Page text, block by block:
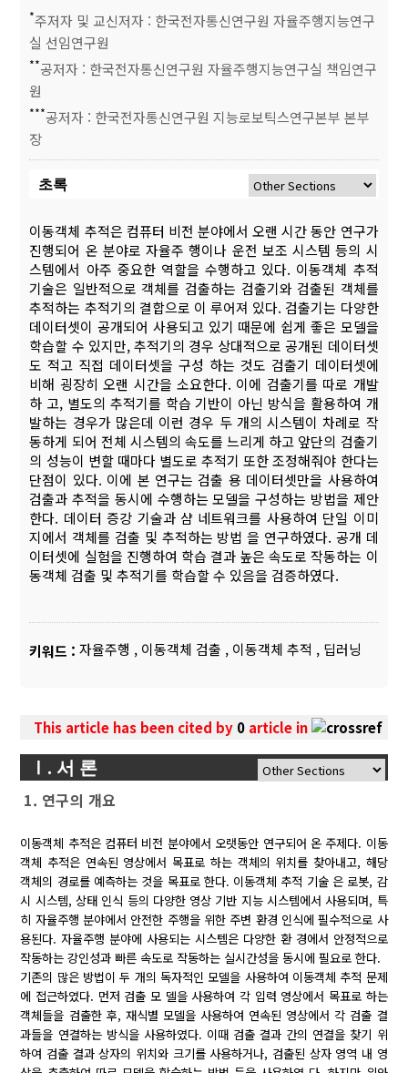
*주저자 및 교신저자 : 한국전자통신연구원 자율주행지능연구
실 선임연구원
**공저자 : 한국전자통신연구원 자율주행지능연구실 책임연구
원
***공저자 : 한국전자통신연구원 지능로보틱스연구본부 본부
장
초록
이동객체 추적은 컴퓨터 비전 분야에서 오랜 시간 동안 연구가
진행되어 온 분야로 자율주 행이나 운전 보조 시스템 등의 시
스템에서 아주 중요한 역할을 수행하고 있다. 이동객체 추적
기술은 일반적으로 객체를 검출하는 검출기와 검출된 객체를
추적하는 추적기의 결합으로 이 루어져 있다. 검출기는 다양한
데이터셋이 공개되어 사용되고 있기 때문에 쉽게 좋은 모델을
학습할 수 있지만, 추적기의 경우 상대적으로 공개된 데이터셋
도 적고 직접 데이터셋을 구성 하는 것도 검출기 데이터셋에
비해 굉장히 오랜 시간을 소요한다. 이에 검출기를 따로 개발
하 고, 별도의 추적기를 학습 기반이 아닌 방식을 활용하여 개
발하는 경우가 많은데 이런 경우 두 개의 시스템이 차례로 작
동하게 되어 전체 시스템의 속도를 느리게 하고 앞단의 검출기
의 성능이 변할 때마다 별도로 추적기 또한 조정해줘야 한다는
단점이 있다. 이에 본 연구는 검출 용 데이터셋만을 사용하여
검출과 추적을 동시에 수행하는 모델을 구성하는 방법을 제안
한다. 데이터 증강 기술과 샴 네트워크를 사용하여 단일 이미
지에서 객체를 검출 및 추적하는 방법 을 연구하였다. 공개 데
이터셋에 실험을 진행하여 학습 결과 높은 속도로 작동하는 이
동객체 검출 및 추적기를 학습할 수 있음을 검증하였다.
키워드 :자율주행 , 이동객체 검출 , 이동객체 추적 , 딥러닝
This article has been cited by 0 article in
Ⅰ. 서 론
1. 연구의 개요
이동객체 추적은 컴퓨터 비전 분야에서 오랫동안 연구되어 온 주제다. 이동
객체 추적은 연속된 영상에서 목표로 하는 객체의 위치를 찾아내고, 해당
객체의 경로를 예측하는 것을 목표로 한다. 이동객체 추적 기술 은 로봇, 감
시 시스템, 상태 인식 등의 다양한 영상 기반 지능 시스템에서 사용되며, 특
히 자율주행 분야에서 안전한 주행을 위한 주변 환경 인식에 필수적으로 사
용된다. 자율주행 분야에 사용되는 시스템은 다양한 환 경에서 안정적으로
작동하는 강인성과 빠른 속도로 작동하는 실시간성을 동시에 필요로 한다.
기존의 많은 방법이 두 개의 독자적인 모델을 사용하여 이동객체 추적 문제
에 접근하였다. 먼저 검출 모 델을 사용하여 각 입력 영상에서 목표로 하는
객체들을 검출한 후, 재식별 모델을 사용하여 연속된 영상에서 각 검출 결
과들을 연결하는 방식을 사용하였다. 이때 검출 결과 간의 연결을 찾기 위
하여 검출 결과 상자의 위치와 크기를 사용하거나, 검출된 상자 영역 내 영